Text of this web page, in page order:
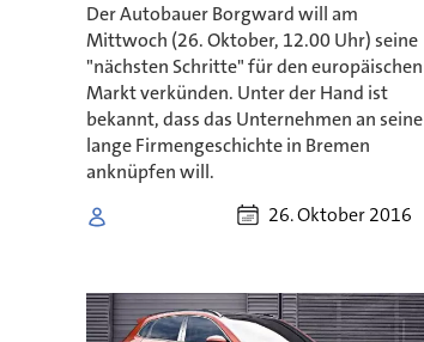
Der Autobauer Borgward will am
Mittwoch (26. Oktober, 12.00 Uhr) seine
"nächsten Schritte" für den europäischen
Markt verkünden. Unter der Hand ist
bekannt, dass das Unternehmen an seine
lange Firmengeschichte in Bremen
anknüpfen will.
26. Oktober 2016